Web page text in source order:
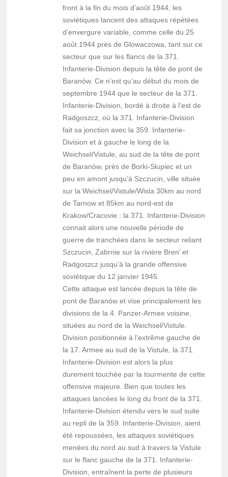
front à la fin du mois d’août 1944, les
soviétiques lancent des attaques répétées
d’envergure variable, comme celle du 25
août 1944 près de Glowaczowa, tant sur ce
secteur que sur les flancs de la 371.
Infanterie-Division depuis la tête de pont de
Baranów. Ce n’est qu’au début du mois de
septembre 1944 que le secteur de la 371.
Infanterie-Division, bordé à droite à l’est de
Radgoszcz, où la 371. Infanterie-Division
fait sa jonction avec la 359. Infanterie-
Division et à gauche le long de la
Weichsel/Vistule, au sud de la tête de pont
de Baranów, près de Borki-Slupiec et un
peu en amont jusqu’à Szczucin, ville située
sur la Weichsel/Vistule/Wisla 30km au nord
de Tarnow et 85km au nord-est de
Krakow/Cracovie : la 371. Infanterie-Division
connait alors une nouvelle période de
guerre de tranchées dans le secteur reliant
Szczucin, Zabrnie sur la rivière Bren’ et
Radgoszcz jusqu’à la grande offensive
soviétique du 12 janvier 1945.
Cette attaque est lancée depuis la tête de
pont de Baranów et vise principalement les
divisions de la 4. Panzer-Armee voisine,
situées au nord de la Weichsel/Vistule.
Division positionnée à l’extrême gauche de
la 17. Armee au sud de la Vistule, la 371.
Infanterie-Division est alors la plus
durement touchée par la tourmente de cette
offensive majeure. Bien que toutes les
attaques lancées le long du front de la 371.
Infanterie-Division étendu vers le sud suite
au repli de la 359. Infanterie-Division, aient
été repoussées, les attaques soviétiques
menées du nord au sud à travers la Vistule
sur le flanc gauche de la 371. Infanterie-
Division, entraînent la perte de plusieurs